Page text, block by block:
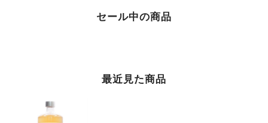
セール中の商品
最近見た商品